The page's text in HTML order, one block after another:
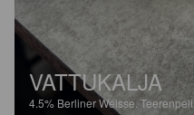
VATTUKALJA
4.5% Berliner Weisse.